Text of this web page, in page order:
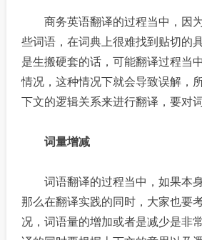
商务英语翻译的过程当中，因
些词语，在词典上很难找到贴切的
是生搬硬套的话，可能翻译过程当
情况，这种情况下就会导致误解，
下文的逻辑关系来进行翻译，要对
词量增减
词语翻译的过程当中，如果本身
那么在翻译实践的同时，大家也要
况，词语量的增加或者是减少是非